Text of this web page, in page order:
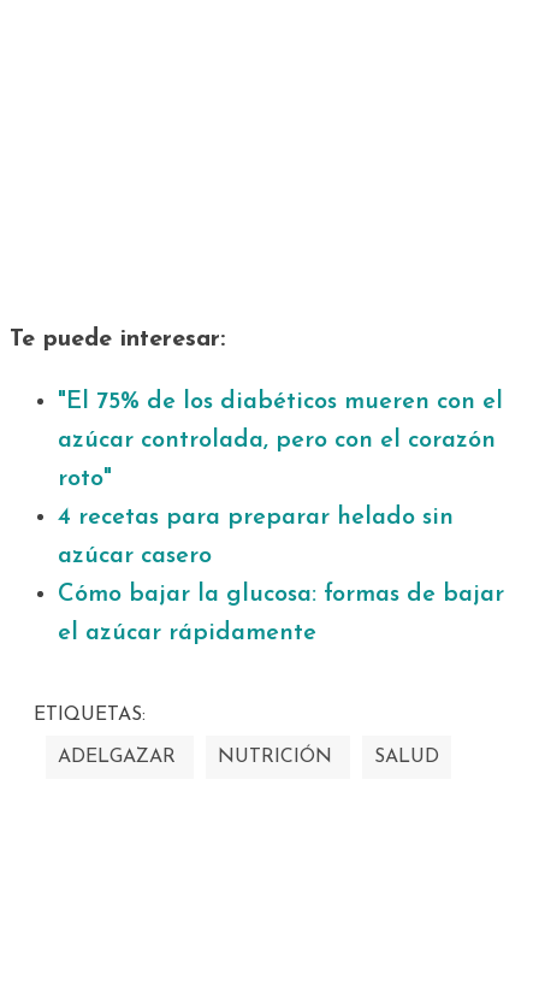
Te puede interesar:
"El 75% de los diabéticos mueren con el
azúcar controlada, pero con el corazón
roto"
4 recetas para preparar helado sin
azúcar casero
Cómo bajar la glucosa: formas de bajar
el azúcar rápidamente
ETIQUETAS:
ADELGAZAR NUTRICIÓN SALUD